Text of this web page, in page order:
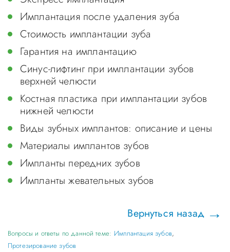
Имплантация после удаления зуба
Стоимость имплантации зуба
Гарантия на имплантацию
Синус-лифтинг при имплантации зубов
верхней челюсти
Костная пластика при имплантации зубов
нижней челюсти
Виды зубных имплантов: описание и цены
Материалы имплантов зубов
Импланты передних зубов
Импланты жевательных зубов
Вернуться назад
Вопросы и ответы по данной теме: Имплантация зубов,
Протезирование зубов